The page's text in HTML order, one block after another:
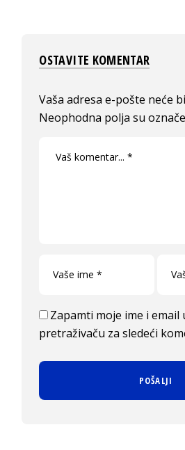
OSTAVITE KOMENTAR
Vaša adresa e-pošte neće
Neophodna polja su
Zapamti moje ime i email
pretraživaču za sledeći